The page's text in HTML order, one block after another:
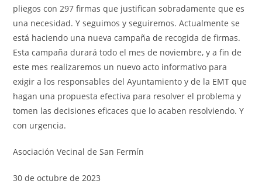
pliegos con 297 firmas que justifican sobradamente que es
una necesidad. Y seguimos y seguiremos. Actualmente se
está haciendo una nueva campaña de recogida de firmas.
Esta campaña durará todo el mes de noviembre, y a fin de
este mes realizaremos un nuevo acto informativo para
exigir a los responsables del Ayuntamiento y de la EMT que
hagan una propuesta efectiva para resolver el problema y
tomen las decisiones eficaces que lo acaben resolviendo. Y
con urgencia.
Asociación Vecinal de San Fermín
30 de octubre de 2023